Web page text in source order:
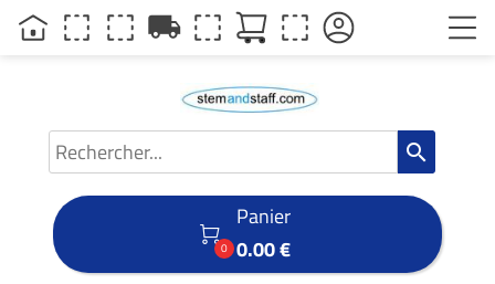
search

0
Panier
0.00 €
local_shipping